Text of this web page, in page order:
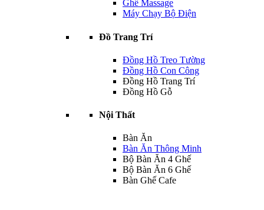
Ghế Massage
Máy Chạy Bộ Điện
Đồ Trang Trí
Đồng Hồ Treo Tường
Đồng Hồ Con Công
Đồng Hồ Trang Trí
Đồng Hồ Gỗ
Nội Thất
Bàn Ăn
Bàn Ăn Thông Minh
Bộ Bàn Ăn 4 Ghế
Bộ Bàn Ăn 6 Ghế
Bàn Ghế Cafe